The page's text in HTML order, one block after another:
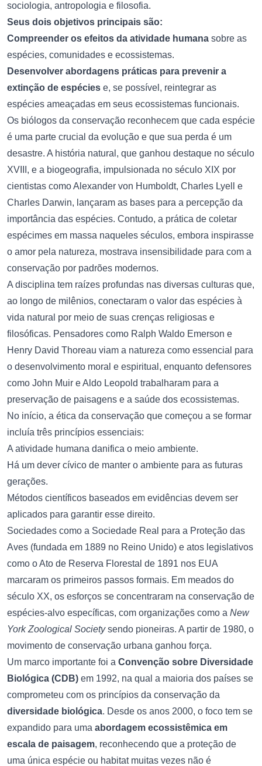
sociologia, antropologia e filosofia.
Seus dois objetivos principais são:
Compreender os efeitos da atividade humana sobre as
espécies, comunidades e ecossistemas.
Desenvolver abordagens práticas para prevenir a
extinção de espécies e, se possível, reintegrar as
espécies ameaçadas em seus ecossistemas funcionais.
Os biólogos da conservação reconhecem que cada espécie
é uma parte crucial da evolução e que sua perda é um
desastre. A história natural, que ganhou destaque no século
XVIII, e a biogeografia, impulsionada no século XIX por
cientistas como Alexander von Humboldt, Charles Lyell e
Charles Darwin, lançaram as bases para a percepção da
importância das espécies. Contudo, a prática de coletar
espécimes em massa naqueles séculos, embora inspirasse
o amor pela natureza, mostrava insensibilidade para com a
conservação por padrões modernos.
A disciplina tem raízes profundas nas diversas culturas que,
ao longo de milênios, conectaram o valor das espécies à
vida natural por meio de suas crenças religiosas e
filosóficas. Pensadores como Ralph Waldo Emerson e
Henry David Thoreau viam a natureza como essencial para
o desenvolvimento moral e espiritual, enquanto defensores
como John Muir e Aldo Leopold trabalharam para a
preservação de paisagens e a saúde dos ecossistemas.
No início, a ética da conservação que começou a se formar
incluía três princípios essenciais:
A atividade humana danifica o meio ambiente.
Há um dever cívico de manter o ambiente para as futuras
gerações.
Métodos científicos baseados em evidências devem ser
aplicados para garantir esse direito.
Sociedades como a Sociedade Real para a Proteção das
Aves (fundada em 1889 no Reino Unido) e atos legislativos
como o Ato de Reserva Florestal de 1891 nos EUA
marcaram os primeiros passos formais. Em meados do
século XX, os esforços se concentraram na conservação de
espécies-alvo específicas, com organizações como a New
York Zoological Societysendo pioneiras. A partir de 1980, o
movimento de conservação urbana ganhou força.
Um marco importante foi a Convenção sobre Diversidade
Biológica (CDB) em 1992, na qual a maioria dos países se
comprometeu com os princípios da conservação da
diversidade biológica. Desde os anos 2000, o foco tem se
expandido para uma abordagem ecossistêmica em
escala de paisagem, reconhecendo que a proteção de
uma única espécie ou habitat muitas vezes não é